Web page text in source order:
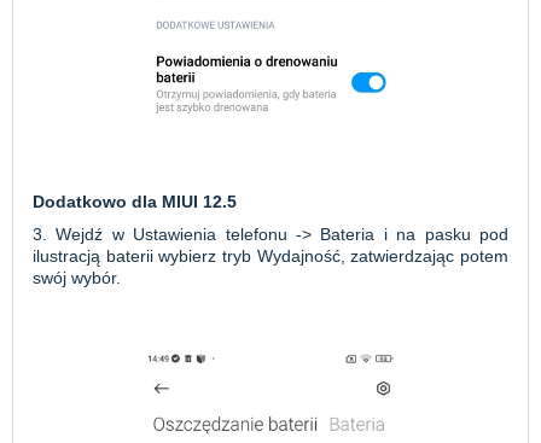
Dodatkowo dla MIUI 12.5
3. Wejdź w Ustawienia telefonu -> Bateria i na pasku pod
ilustracją baterii wybierz tryb Wydajność,zatwierdzając potem
swój wybór.